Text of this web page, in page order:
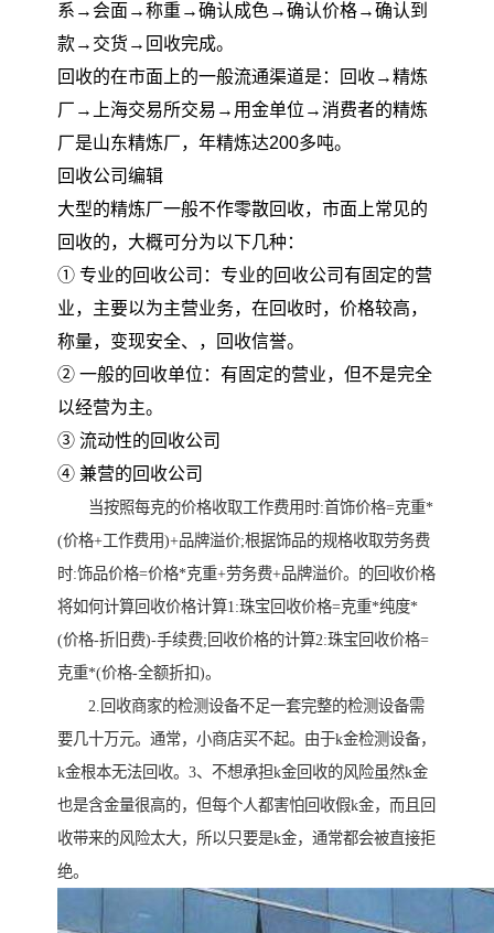
系→会面→称重→确认成色→确认价格→确认到
款→交货→回收完成。
回收的在市面上的一般流通渠道是：回收→精炼
厂→上海交易所交易→用金单位→消费者的精炼
厂是山东精炼厂，年精炼达200多吨。
回收公司编辑
大型的精炼厂一般不作零散回收，市面上常见的
回收的，大概可分为以下几种：
① 专业的回收公司：专业的回收公司有固定的营
业，主要以为主营业务，在回收时，价格较高，
称量，变现安全、，回收信誉。
② 一般的回收单位：有固定的营业，但不是完全
以经营为主。
③ 流动性的回收公司
④ 兼营的回收公司
当按照每克的价格收取工作费用时:首饰价格=克重*
(价格+工作费用)+品牌溢价;根据饰品的规格收取劳务费
时:饰品价格=价格*克重+劳务费+品牌溢价。的回收价格
将如何计算回收价格计算1:珠宝回收价格=克重*纯度*
(价格-折旧费)-手续费;回收价格的计算2:珠宝回收价格=
克重*(价格-全额折扣)。
2.回收商家的检测设备不足一套完整的检测设备需
要几十万元。通常，小商店买不起。由于k金检测设备，
k金根本无法回收。3、不想承担k金回收的风险虽然k金
也是含金量很高的，但每个人都害怕回收假k金，而且回
收带来的风险太大，所以只要是k金，通常都会被直接拒
绝。